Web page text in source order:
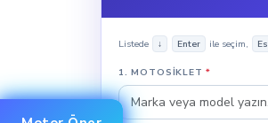
düşünülebilir. 2025 Bajaj
gölgede bırakmaz.
Listede ↓ Enter ile seçim,
1. MOTOSIKLET*